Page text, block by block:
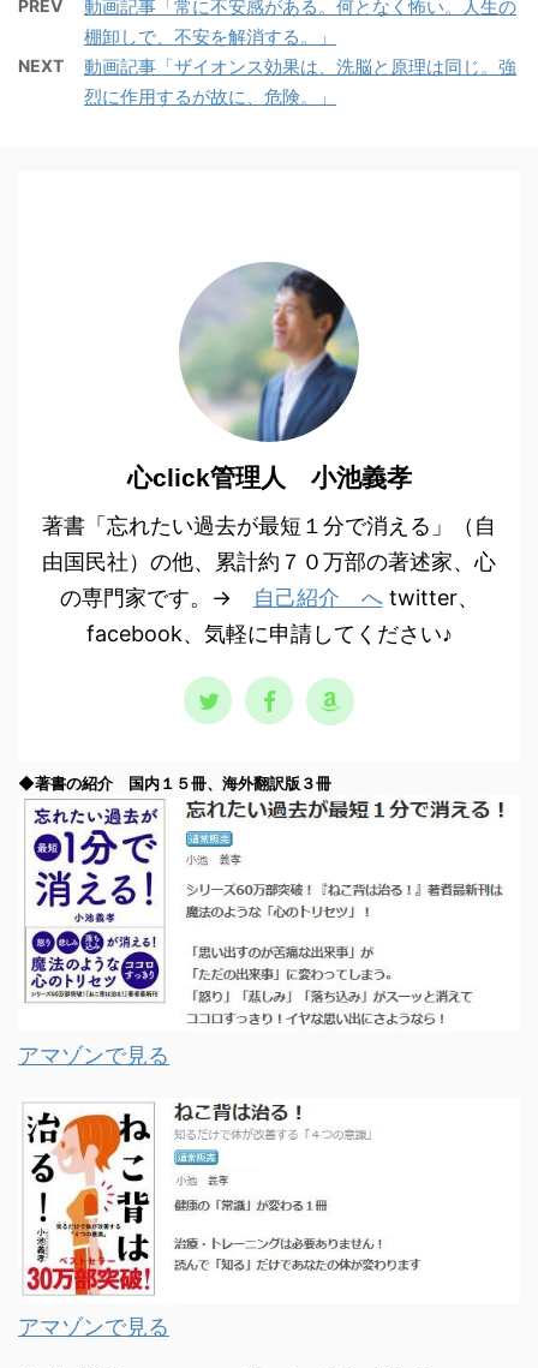
PREV
動画記事「常に不安感がある。何となく怖い。人生の
棚卸しで、不安を解消する。」
NEXT
動画記事「ザイオンス効果は、洗脳と原理は同じ。強
烈に作用するが故に、危険。」
心click管理人 小池義孝
著書「忘れたい過去が最短１分で消える」（自
由国民社）の他、累計約７０万部の著述家、心
の専門家です。→
自己紹介 へtwitter、
facebook、気軽に申請してください♪
◆著書の紹介 国内１５冊、海外翻訳版３冊
アマゾンで見る
アマゾンで見る